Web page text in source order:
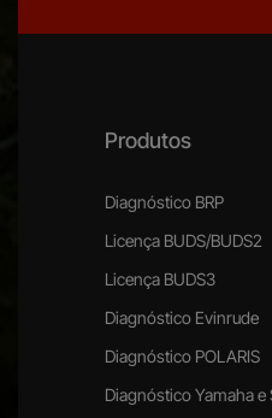
Produtos
Diagnóstico BRP
Licença BUDS/BUDS2
Licença BUDS3
Diagnóstico Evinrude
Diagnóstico POLARIS
Diagnóstico Yamaha e